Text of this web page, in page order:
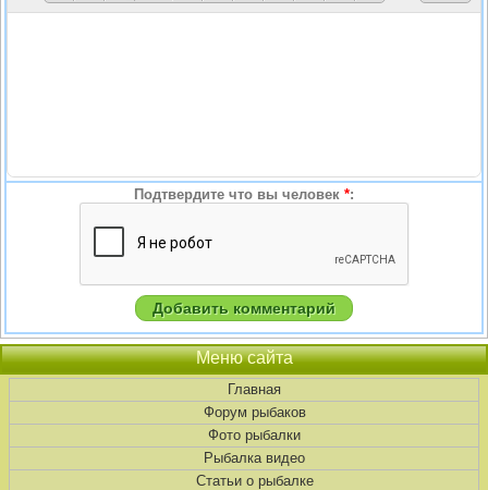
Подтвердите что вы человек *:
Меню сайта
Главная
Форум рыбаков
Фото рыбалки
Рыбалка видео
Статьи о рыбалке